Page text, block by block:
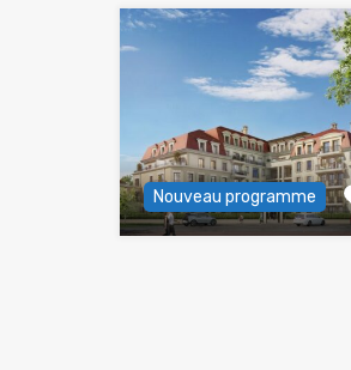
Nouveau programme